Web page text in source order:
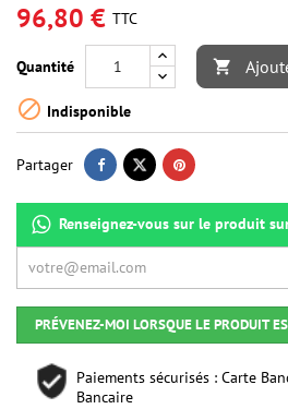
96,80 € TTC
Quantité 
 Indisponible
Partager
Renseignez-vous sur le produit
PRÉVENEZ-MOI LORSQUE LE PRODUIT
Paiements sécurisés : Carte
Bancaire